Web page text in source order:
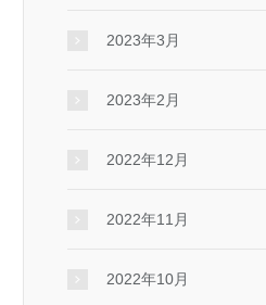
2023年3月
2023年2月
2022年12月
2022年11月
2022年10月